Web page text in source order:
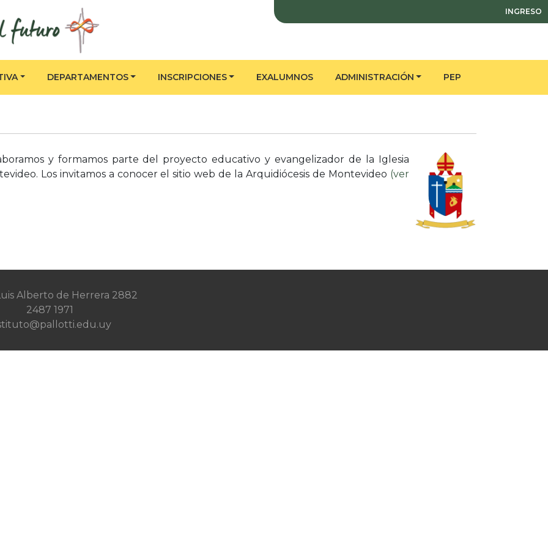
INGRESO
DEPARTAMENTOS INSCRIPCIONES EXALUMNOS ADMINISTRACIÓN PEP
y formamos parte del proyecto educativo y evangelizador de la Iglesia
Los invitamos a conocer el sitio web de la Arquidiócesis de Montevideo (ver
Alberto de Herrera 2882
2487 1971